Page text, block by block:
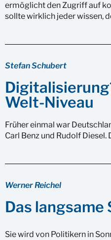
ermöglicht den Zugriff auf
sollte wirklich jeder wissen,
Stefan Schubert
Welt-Niveau
Früher einmal war
Carl Benz und Rudolf
Werner Reichel
Das
Sie wird von Politikern in